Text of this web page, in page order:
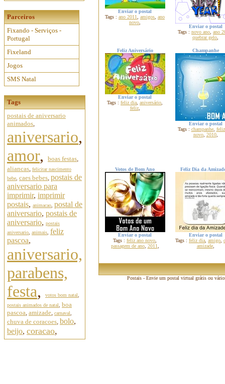
Parceiros
Fixando - Serviços -
Portugal
Fixeland
Jogos
SMS Natal
Tags
postais de aniversario
animados,
aniversario,
amor, boas festas,
aliancas, felicitar nascimento
bebe caes bebes, postais de
aniversario para
imprimir, imprimir
postais, animacao postal de
aniversario, postais de
aniversario, postais
aniversario animais feliz
pascoa,
aniversario,
parabens,
festa, votos bom natal
postais animados de natal
boa
pascoa, amizade, carnaval
chuva de coracoes, bolo,
beijo, coracao,
Enviar o postal
Tags : ano 2011 amigos ano
novo
Enviar o postal
Tags : novo ano ano
quebrar gelo
Feliz Aniversário
Enviar o postal
Tags : feliz dia aniversário
feliz,
Champanhe
Enviar o postal
Tags : champanhe,
novo, 2010,
Votos de Bom Ano
Enviar o postal
Tags : feliz ano novo
passagem de ano, 2011
Feliz Dia da
Enviar o postal
Tags : feliz dia amigo
amizade,
Postais - Envie um postal virtual grátis ou